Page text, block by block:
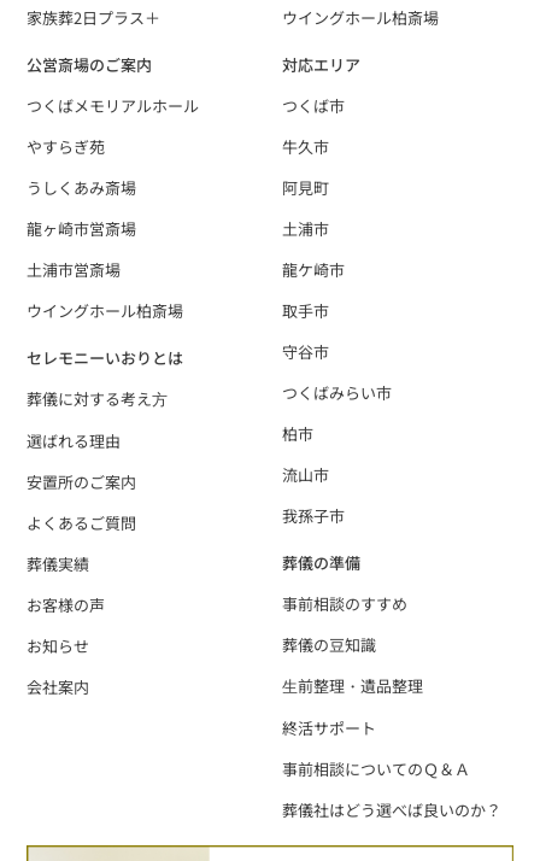
家族葬2日プラス＋
ウイングホール柏斎場
公営斎場のご案内
つくばメモリアルホール
やすらぎ苑
うしくあみ斎場
龍ヶ崎市営斎場
土浦市営斎場
ウイングホール柏斎場
対応エリア
つくば市
牛久市
阿見町
土浦市
龍ケ崎市
取手市
守谷市
つくばみらい市
柏市
流山市
我孫子市
セレモニーいおりとは
葬儀に対する考え⽅
選ばれる理由
安置所のご案内
よくあるご質問
葬儀実績
お客様の声
お知らせ
会社案内
葬儀の準備
事前相談のすすめ
葬儀の豆知識
⽣前整理・遺品整理
終活サポート
事前相談についてのＱ＆Ａ
葬儀社はどう選べば良いのか？